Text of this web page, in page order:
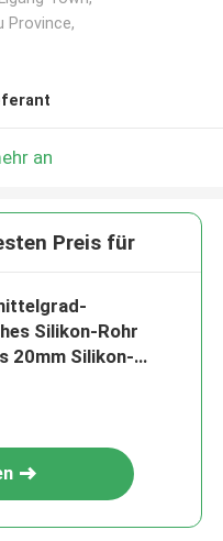
Province,
an
Preis für
Silikon-Rohr
20mm Silikon-